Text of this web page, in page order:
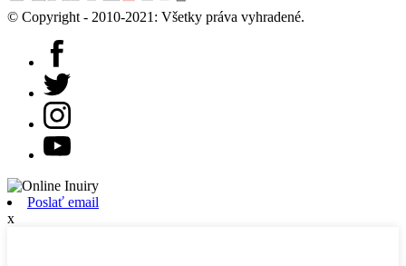
© Copyright - 2010-2021: Všetky práva vyhradené.
Poslať email
x